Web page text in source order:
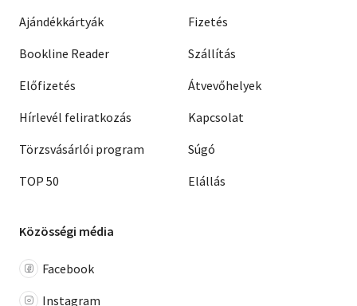
Ajándékkártyák
Bookline Reader
Előfizetés
Hírlevél feliratkozás
Törzsvásárlói program
TOP 50
Fizetés
Szállítás
Átvevőhelyek
Kapcsolat
Súgó
Elállás
Közösségi média
Facebook
Instagram